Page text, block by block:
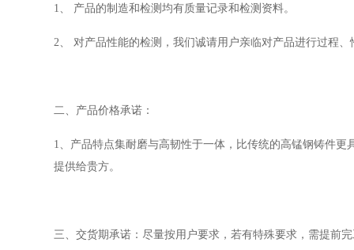
1、 产品的制造和检测均有质量记录和检测资料。
2、 对产品性能的检测，我们诚请用户亲临对产品进行过程
二、产品价格承诺：
1、产品特点集耐磨与高韧性于一体，比传统的高锰钢铸件
提供给贵方。
三、交货期承诺：尽量按用户要求，若有特殊要求，需提前